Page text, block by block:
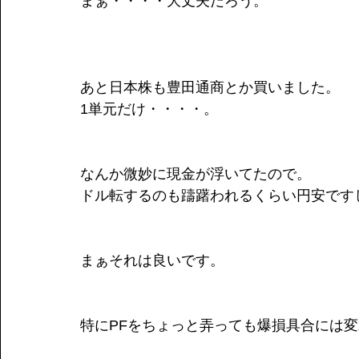
あと日本株も豊田通商とか買いました。
1単元だけ・・・・。
なんか微妙に現金が浮いてたので。
ドル転するのも躊躇われるくらい円安です
まぁそれは良いです。
特にPFをちょっと弄っても爆損具合には変